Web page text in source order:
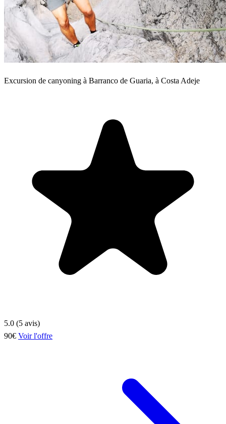
Excursion de canyoning à Barranco de Guaria, à Costa Adeje
5.0 (5 avis)
90€ Voir l'offre